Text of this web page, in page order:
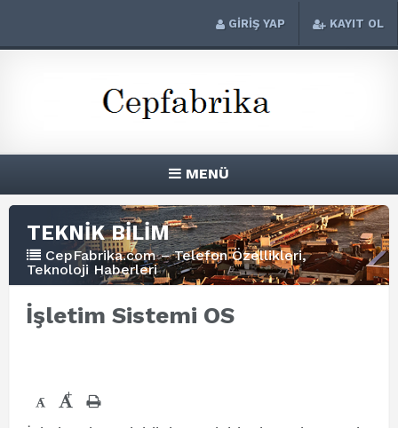
GİRİŞ YAP KAYIT OL
MENÜ
TEKNİK BİLİM
CepFabrika.com – Telefon Özellikleri,
Teknoloji Haberleri
İşletim Sistemi OS
- +